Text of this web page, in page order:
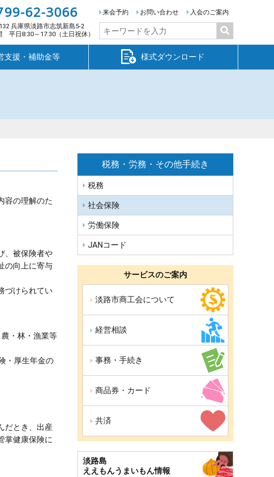
来会予約 お問い合わせ 入会のご案内
検
索:
62-3066
兵庫県淡路市志筑新島5-2
平日8:30～17:30（土日祝休）
支援・補助金等 様式ダウンロード
容の理解のた
、被保険者や
の向上に寄与
づけられてい
・林・漁業等
・厚生年金の
だとき、出産
掌健康保険に
税務・労務・その他手続き
税務
社会保険
労働保険
JANコード
サービスのご案内
淡路市商工会について
経営相談
事務・手続き
商品券・カード
共済
淡路島
ええもんうまいもん情報